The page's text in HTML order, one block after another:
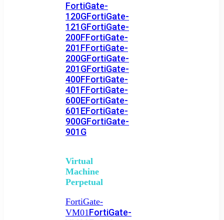
FortiGate-
120GFortiGate-
121GFortiGate-
200FFortiGate-
201FFortiGate-
200GFortiGate-
201GFortiGate-
400FFortiGate-
401FFortiGate-
600EFortiGate-
601EFortiGate-
900GFortiGate-
901G
Virtual
Machine
Perpetual
FortiGate-
VM01FortiGate-